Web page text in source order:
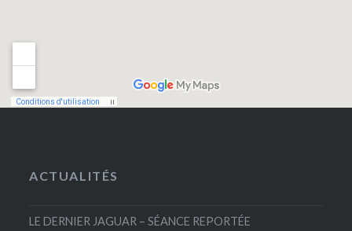
ACTUALITÉS
LE DERNIER JAGUAR – SÉANCE REPORTÉE